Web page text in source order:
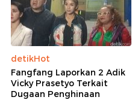
detikHot
Fangfang Laporkan 2 Adik
Vicky Prasetyo Terkait
Dugaan Penghinaan